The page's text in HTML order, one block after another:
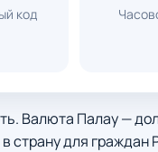
код
Валюта Палау —
страну для граждан